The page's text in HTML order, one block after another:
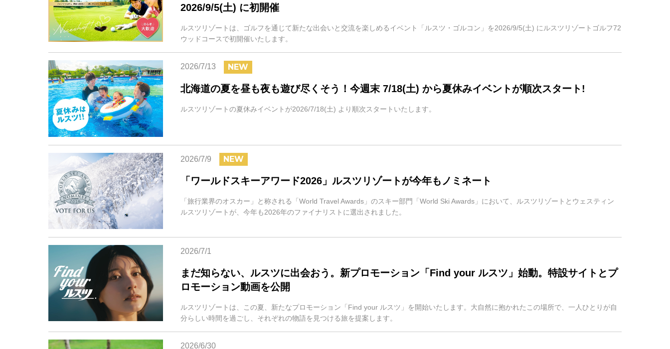
2026/9/5(土) に初開催
ルスツリゾートは、ゴルフを通じて新たな出会いと交流を楽しめるイベント「ルスツ・ゴルコン」を2026/9/5(土) にルスツリゾートゴルフ72
ウッドコースで初開催いたします。
北海道の夏を昼も夜も遊び尽くそう！今週末 7/18(土) から夏休みイベントが順次スタート!
2026/7/13
ルスツリゾートの夏休みイベントが2026/7/18(土) より順次スタートいたします。
「ワールドスキーアワード2026」ルスツリゾートが今年もノミネート
2026/7/9
「旅行業界のオスカー」と称される「World Travel Awards」のスキー部門「World Ski Awards」において、ルスツリゾートとウェスティン
ルスツリゾートが、今年も2026年のファイナリストに選出されました。
まだ知らない、ルスツに出会おう。新プロモーション「Find your ルスツ」始動。特設サイトとプ
ロモーション動画を公開
2026/7/1
ルスツリゾートは、この夏、新たなプロモーション「Find your ルスツ」を開始いたします。大自然に抱かれたこの場所で、一人ひとりが自
分らしい時間を過ごし、それぞれの物語を見つける旅を提案します。
2026/6/30